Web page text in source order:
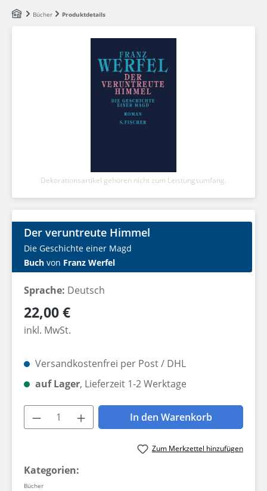
Zum Hauptinhalt springen
Bücher Produktdetails
Dekorationsartikel gehören nicht zum Leistungsumfang.
Der veruntreute Himmel
Die Geschichte einer Magd
Buch von Franz Werfel
Sprache: Deutsch
Regulärer Preis:
22,00 €
inkl. MwSt.
Versandkostenfrei per Post / DHL
auf Lager, Lieferzeit 1-2 Werktage
Produkt Anzahl: Gib den
In den Warenkorb
Zum Merkzettel hinzufügen
Kategorien:
Bücher